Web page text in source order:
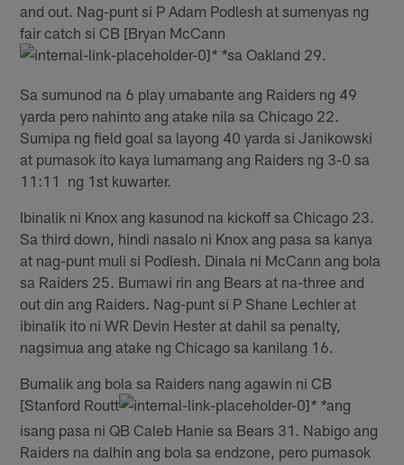
and out. Nag-punt si P Adam Podlesh at sumenyas ng
fair catch si CB [Bryan McCann
* *sa Oakland 29.
Sa sumunod na 6 play umabante ang Raiders ng 49
yarda pero nahinto ang atake nila sa Chicago 22.
Sumipa ng field goal sa layong 40 yarda si Janikowski
at pumasok ito kaya lumamang ang Raiders ng 3-0 sa
11:11 ng 1st kuwarter.
Ibinalik ni Knox ang kasunod na kickoff sa Chicago 23.
Sa third down, hindi nasalo ni Knox ang pasa sa kanya
at nag-punt muli si Podlesh. Dinala ni McCann ang bola
sa Raiders 25. Bumawi rin ang Bears at na-three and
out din ang Raiders. Nag-punt si P Shane Lechler at
ibinalik ito ni WR Devin Hester at dahil sa penalty,
nagsimua ang atake ng Chicago sa kanilang 16.
Bumalik ang bola sa Raiders nang agawin ni CB
[Stanford Routt
* *ang
isang pasa ni QB Caleb Hanie sa Bears 31. Nabigo ang
Raiders na dalhin ang bola sa endzone, pero pumasok